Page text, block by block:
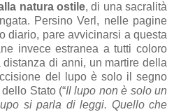
natura ostile, di una sacralità
Persino Verl, nelle pagine
diario, pare avvicinarsi a questa
invece estranea a tutti coloro
di anni, un martire della
del lupo è solo il segno
Stato (“Il lupo non è solo un
si parla di leggi. Quello che